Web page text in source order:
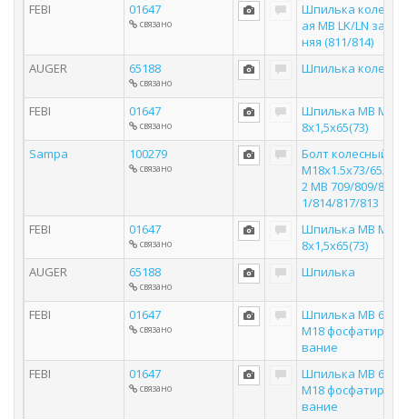
FEBI 01647
связано
Шпилька колесн
ая MB LK/LN зад
няя (811/814)
AUGER
65188
связано
Шпилька колеса
FEBI 01647
связано
Шпилька MB M1
8x1,5x65(73)
Sampa
100279
связано
Болт колесный!
M18x1.5x73/65/3
2 MB 709/809/81
1/814/817/813
FEBI
01647
связано
Шпилька MB M1
8x1,5x65(73)
AUGER
65188
связано
Шпилька
FEBI 01647
связано
Шпилька MB 65*
M18 фосфатиро
вание
FEBI
01647
связано
Шпилька MB 65*
M18 фосфатиро
вание